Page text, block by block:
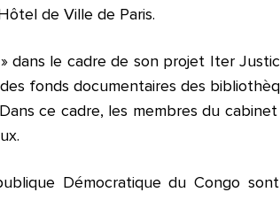
de Ville de Paris.
dans le cadre de son projet Iter
fonds documentaires des
ce cadre, les membres du
Démocratique du Congo